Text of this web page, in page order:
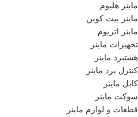
ماینر هلیوم
ماینر بیت کوین
ماینر اتریوم
تجهیزات ماینر
هشتبرد ماینر
کنترل برد ماینر
کابل ماینر
سوکت ماینر
قطعات و لوازم ماینر